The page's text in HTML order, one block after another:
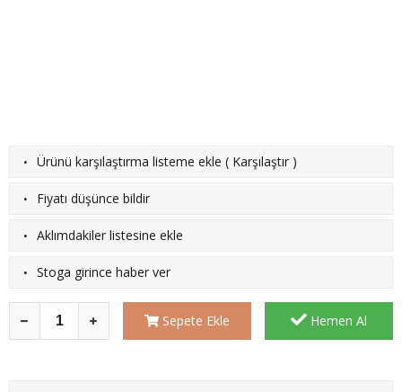
· Ürünü karşılaştırma listeme ekle ( Karşılaştır )
· Fiyatı düşünce bildir
· Aklımdakiler listesine ekle
· Stoga girince haber ver
Sepete Ekle Hemen Al